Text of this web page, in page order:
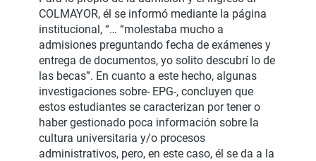
COLMAYOR, él se informó mediante la página
institucional, “… “molestaba mucho a
admisiones preguntando fecha de exámenes y
entrega de documentos, yo solito descubrí lo de
las becas”. En cuanto a este hecho, algunas
investigaciones sobre- EPG-, concluyen que
estos estudiantes se caracterizan por tener o
haber gestionado poca información sobre la
cultura universitaria y/o procesos
administrativos, pero, en este caso, él se da a la